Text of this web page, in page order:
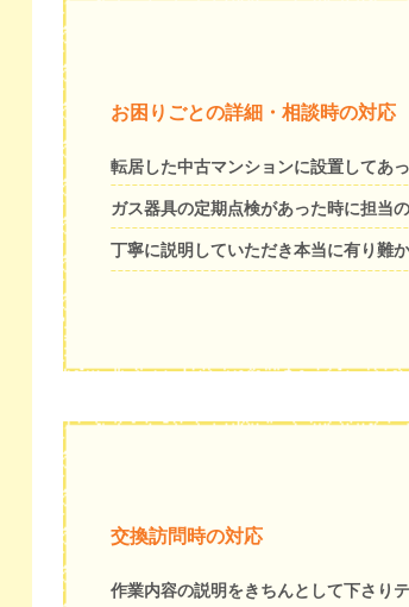
お困りごとの詳細・相談時の対応
転居した中古マンションに設置してあ
ガス器具の定期点検があった時に担当
丁寧に説明していただき本当に有り難か
交換訪問時の対応
作業内容の説明をきちんとして下さり